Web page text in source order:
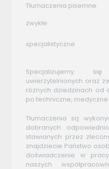
Tłumaczenia pisemne:
zwykłe
specjalistyczne
Specjalizujemy
uwierzytelnionych oraz
różnych dziedzinach od
po techniczne,
Tłumaczenia są
dobranych
stawianych przez
znajdziecie Państwo
doświadczenie w
naszych